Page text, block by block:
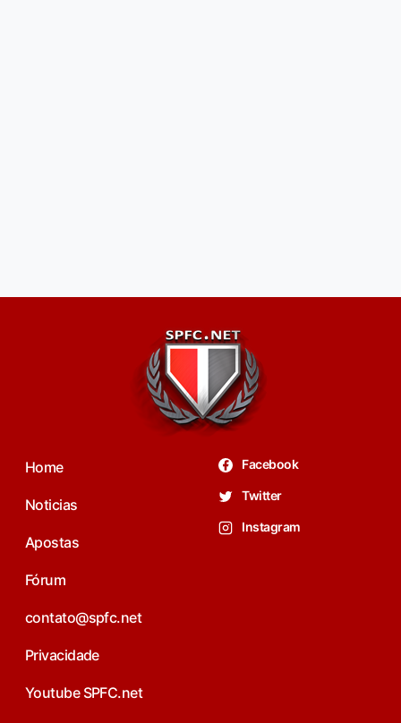
Home
Noticias
Apostas
Fórum
contato@spfc.net
Privacidade
Youtube SPFC.net
Facebook
Twitter
Instagram